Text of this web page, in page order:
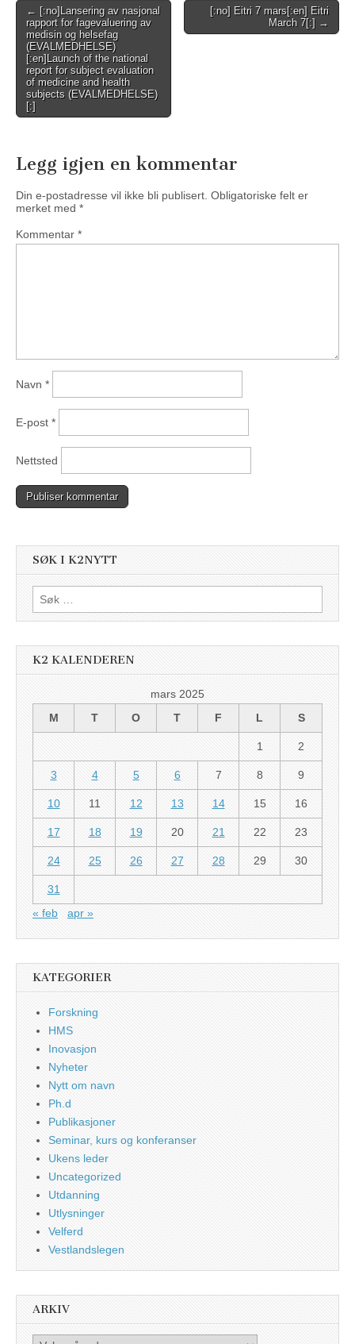
Post
navigation
← [:no]Lansering av nasjonal
rapport for fagevaluering av
medisin og helsefag
(EVALMEDHELSE)
[:en]Launch of the national
report for subject evaluation
of medicine and health
subjects (EVALMEDHELSE)
[:]
[:no] Eitri 7 mars[:en] Eitri
March 7[:] →
Legg igjen en kommentar
Din e-postadresse vil ikke bli publisert. Obligatoriske felt er
merket med *
Kommentar *
Navn *
E-post *
Nettsted
SØK I K2NYTT
Søk
etter:
K2 KALENDEREN
mars 2025
M
T O T F L S
1 2
3 4 5 6 7 8 9
10 11 12 13 14 15 16
17 18 19 20 21 22 23
24 25 26 27 28 29 30
31
« feb
apr »
KATEGORIER
Forskning
HMS
Inovasjon
Nyheter
Nytt om navn
Ph.d
Publikasjoner
Seminar, kurs og konferanser
Ukens leder
Uncategorized
Utdanning
Utlysninger
Velferd
Vestlandslegen
ARKIV